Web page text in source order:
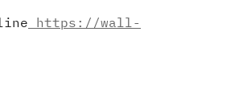
https://wall-